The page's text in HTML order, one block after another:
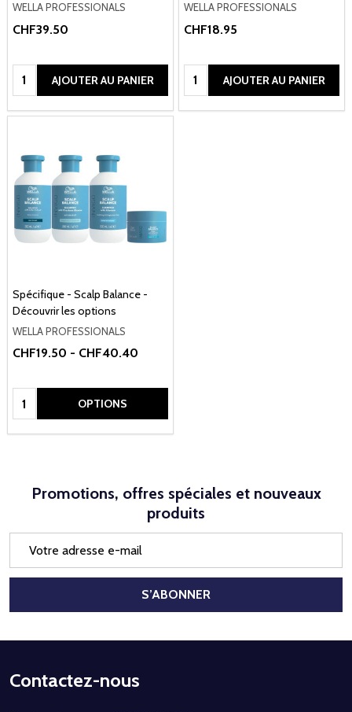
WELLA PROFESSIONALS
CHF39.50
Quantité:AJOUTER AU PANIER
WELLA PROFESSIONALS
CHF18.95
Quantité:AJOUTER AU PANIER
Spécifique - Scalp Balance -
Découvrir les options
WELLA PROFESSIONALS
CHF19.50 - CHF40.40
Quantité: OPTIONS
Promotions, offres spéciales et nouveaux
produits
mail
S’ABONNER
Début
Contactez-nous